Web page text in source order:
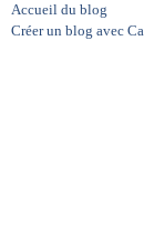
Accueil du blog
Créer un blog avec